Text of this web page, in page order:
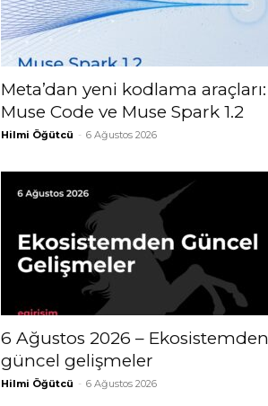
Meta’dan yeni kodlama araçları:
Muse Code ve Muse Spark 1.2
Hilmi Öğütcü - 6 Ağustos 2026
6 Ağustos 2026 – Ekosistemden
güncel gelişmeler
Hilmi Öğütcü - 6 Ağustos 2026